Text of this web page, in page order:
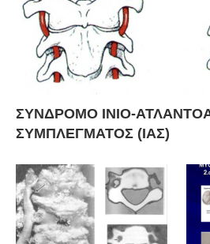
ΣΥΝΔΡΟΜΟ ΙΝΙΟ-
ΣΥΜΠΛΕΓΜΑΤΟΣ (ΙΑΣ)